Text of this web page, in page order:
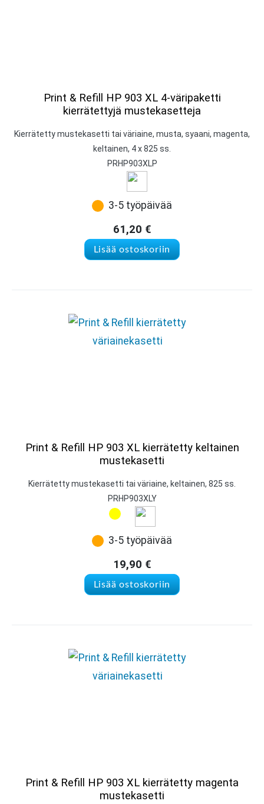
Print & Refill HP 903 XL 4-väripaketti
kierrätettyjä mustekasetteja
Kierrätetty mustekasetti tai väriaine, musta, syaani, magenta,
keltainen, 4 x 825 ss.
PRHP903XLP
3-5 työpäivää
61,20 €
Lisää ostoskoriin
Print & Refill HP 903 XL kierrätetty keltainen
mustekasetti
Kierrätetty mustekasetti tai väriaine, keltainen, 825 ss.
PRHP903XLY
3-5 työpäivää
19,90 €
Lisää ostoskoriin
Print & Refill HP 903 XL kierrätetty magenta
mustekasetti